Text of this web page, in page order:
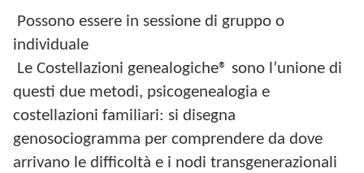
Possono essere in sessione di gruppo o
individuale
Le Costellazioni genealogiche® sono l’unione di
questi due metodi, psicogenealogia e
costellazioni familiari: si disegna
genosociogramma per comprendere da dove
arrivano le difficoltà e i nodi transgenerazionali